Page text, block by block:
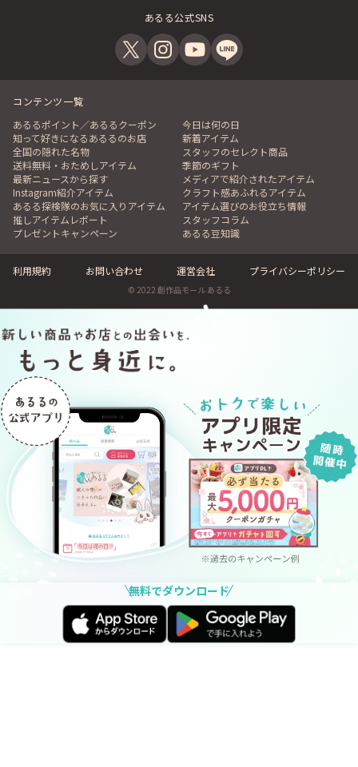
あるる公式SNS
コンテンツ一覧
あるるポイント／あるるクーポン
今日は何の日
知って好きになるあるるのお店
新着アイテム
全国の隠れた名物
スタッフのセレクト商品
送料無料・おためしアイテム
季節のギフト
最新ニュースから探す
メディアで紹介されたアイテム
Instagram紹介アイテム
クラフト感あふれるアイテム
あるる探検隊のお気に入りアイテム
アイテム選びのお役立ち情報
推しアイテムレポート
スタッフコラム
プレゼントキャンペーン
あるる豆知識
利用規約 お問い合わせ 運営会社 プライバシーポリシー
© 2022 創作品モール あるる
無料でダウンロード